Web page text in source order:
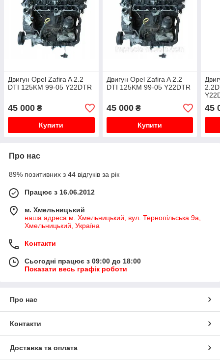
Двигун Opel Zafira A 2.2
DTI 125KM 99-05 Y22DTR
45 000 ₴
Купити
Двигун Opel Zafira A 2.2
DTI 125KM 99-05 Y22DTR
45 000₴
Купити
45
Про нас
89% позитивних з 44 відгуків за рік
Працює з 16.06.2012
м. Хмельницький
наша адреса м. Хмельницький, вул. Тернопільська 9а,
Хмельницький, Україна
Контакти
Сьогодні працює з 09:00 до 18:00
Показати весь графік роботи
Про нас
Контакти
Доставка та оплата